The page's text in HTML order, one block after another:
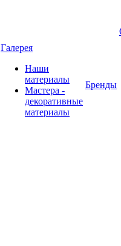
Галерея
Наши
материалы
Мастера -
декоративные
материалы
Бренды